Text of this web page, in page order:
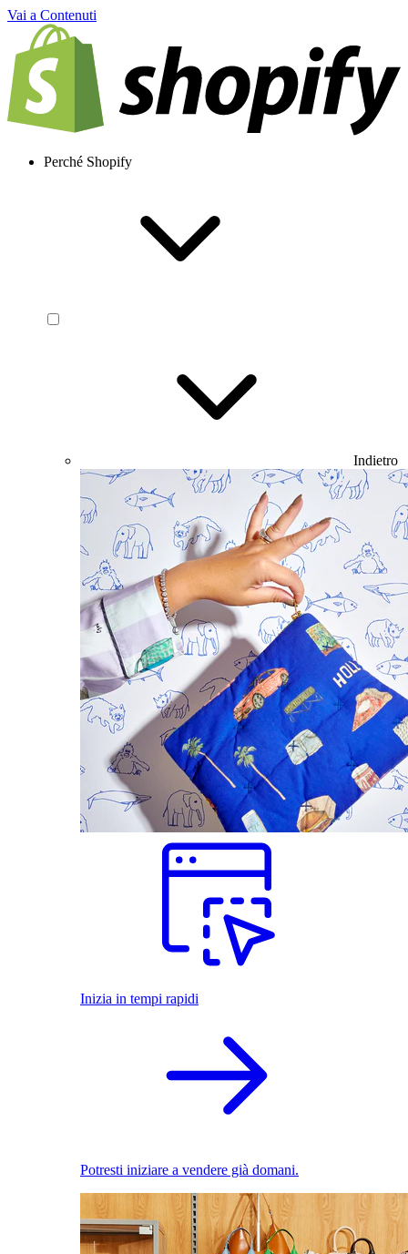
Vai a Contenuti
Perché Shopify
Indietro
Inizia in tempi rapidi
Potresti iniziare a vendere già domani.